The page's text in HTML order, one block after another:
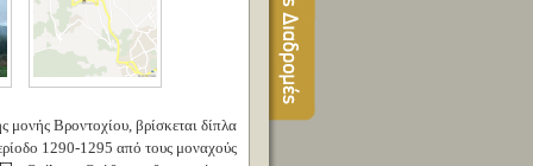
μονής Βροντοχίου, βρίσκεται δίπλα
1290-1295 από τους μοναχούς